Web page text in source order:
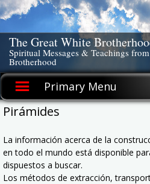
Skip
to
content
The Great White
Spiritual Messages & Teachings
Brotherhood
Primary Menu
Pirámides
La información acerca de la
en todo el mundo está disponible
dispuestos a buscar.
Los métodos de extracción,